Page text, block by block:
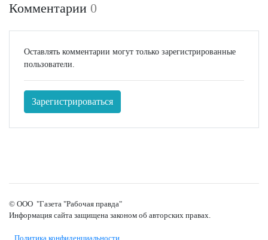
Комментарии 0
Оставлять комментарии могут только зарегистрированные
пользователи.
Зарегистрироваться
© ООО "Газета "Рабочая правда"
Информация сайта защищена законом об авторских правах.
Политика конфиденциальности